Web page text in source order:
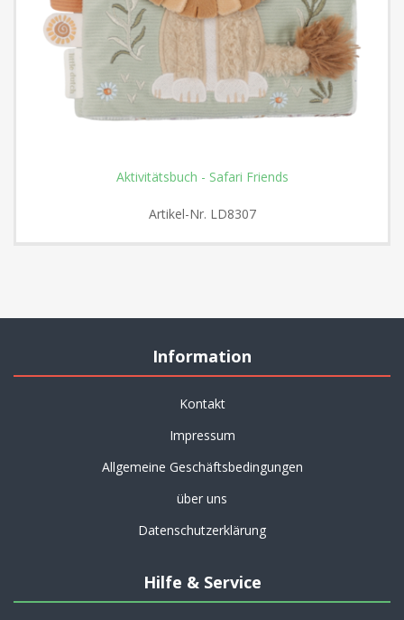
Aktivitätsbuch - Safari Friends
Artikel-Nr. LD8307
Information
Kontakt
Impressum
Allgemeine Geschäftsbedingungen
über uns
Datenschutzerklärung
Hilfe & Service